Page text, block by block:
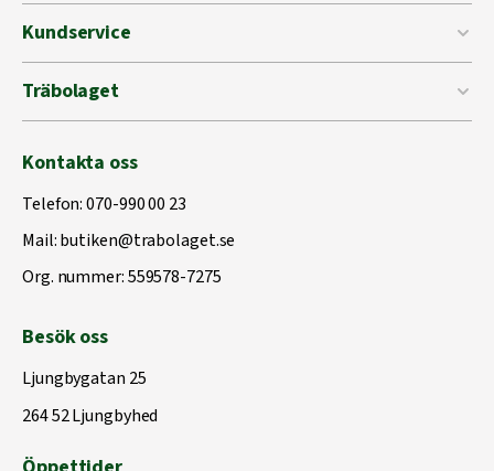
Kundservice
Träbolaget
Kontakta oss
Telefon:070-990 00 23
Mail:butiken@trabolaget.se
Org. nummer: 559578-7275
Besök oss
Ljungbygatan 25
264 52 Ljungbyhed